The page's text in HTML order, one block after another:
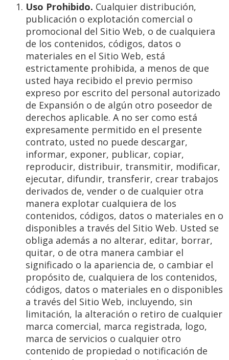
Uso Prohibido. Cualquier distribución,
publicación o explotación comercial o
promocional del Sitio Web, o de cualquiera
de los contenidos, códigos, datos o
materiales en el Sitio Web, está
estrictamente prohibida, a menos de que
usted haya recibido el previo permiso
expreso por escrito del personal autorizado
de Expansión o de algún otro poseedor de
derechos aplicable. A no ser como está
expresamente permitido en el presente
contrato, usted no puede descargar,
informar, exponer, publicar, copiar,
reproducir, distribuir, transmitir, modificar,
ejecutar, difundir, transferir, crear trabajos
derivados de, vender o de cualquier otra
manera explotar cualquiera de los
contenidos, códigos, datos o materiales en o
disponibles a través del Sitio Web. Usted se
obliga además a no alterar, editar, borrar,
quitar, o de otra manera cambiar el
significado o la apariencia de, o cambiar el
propósito de, cualquiera de los contenidos,
códigos, datos o materiales en o disponibles
a través del Sitio Web, incluyendo, sin
limitación, la alteración o retiro de cualquier
marca comercial, marca registrada, logo,
marca de servicios o cualquier otro
contenido de propiedad o notificación de